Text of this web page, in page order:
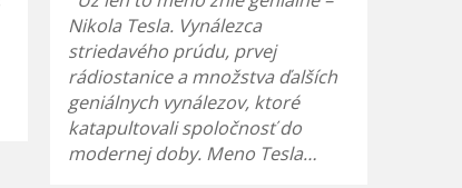
Nikola Tesla. Vynálezca
striedavého prúdu, prvej
rádiostanice a množstva ďalších
geniálnych vynálezov, ktoré
katapultovali spoločnosť do
modernej doby. Meno Tesla…